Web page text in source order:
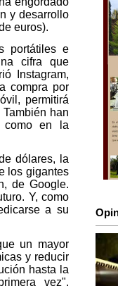
y desarrollo
euros).
portátiles e
cifra que
Instagram,
compra por
permitirá
han
como en la
dólares, la
los gigantes
de Google.
Y, como
a su
un mayor
y reducir
hasta la
vez".